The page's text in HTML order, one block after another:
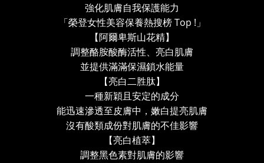
強化肌膚自我保護能力
「榮登女性美容保養熱搜榜Top ! 」
【阿爾卑斯山花精】
調整酪胺酸酶活性、亮白肌膚
並提供滿滿保濕鎖水能量
【亮白二胜肽】
一種新穎且安定的成分
能迅速滲透至皮膚中，嫩白提亮肌膚
沒有酸類成份對肌膚的不佳影響
【亮白植萃】
調整黑色素對肌膚的影響